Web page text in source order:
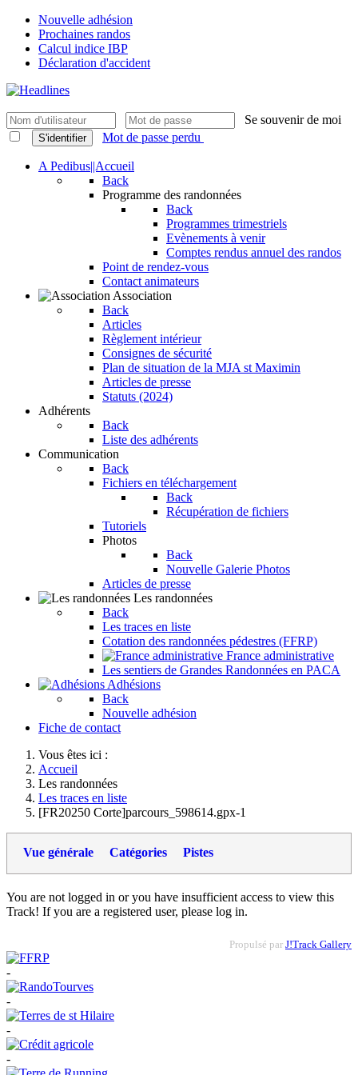
Nouvelle adhésion
Prochaines randos
Calcul indice IBP
Déclaration d'accident
Se souvenir de moi
S'identifier Mot de passe perdu
A Pedibus||Accueil
Back
Programme des randonnées
Back
Programmes trimestriels
Evènements à venir
Comptes rendus annuel des randos
Point de rendez-vous
Contact animateurs
Association
Back
Articles
Règlement intérieur
Consignes de sécurité
Plan de situation de la MJA st Maximin
Articles de presse
Statuts (2024)
Adhérents
Back
Liste des adhérents
Communication
Back
Fichiers en téléchargement
Back
Récupération de fichiers
Tutoriels
Photos
Back
Nouvelle Galerie Photos
Articles de presse
Les randonnées
Back
Les traces en liste
Cotation des randonnées pédestres (FFRP)
France administrative
Les sentiers de Grandes Randonnées en PACA
Adhésions
Back
Nouvelle adhésion
Fiche de contact
Vous êtes ici :
Accueil
Les randonnées
Les traces en liste
[FR20250 Corte]parcours_598614.gpx-1
Vue générale Catégories Pistes
You are not logged in or you have insufficient access to view this
Track! If you are a registered user, please log in.
Propulsé par J!Track Gallery
-
-
-
-